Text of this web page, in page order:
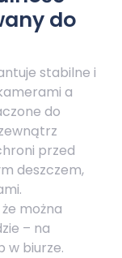
do
stabilne i
a
do
przed
deszczem,
można
– na
w biurze.